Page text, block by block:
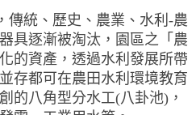
統、歷史、農業、水利-農
具逐漸被淘汰，園區之「農
的資產，透過水利發展所帶
存都可在農田水利環境教育
的八角型分水工(八卦池)，